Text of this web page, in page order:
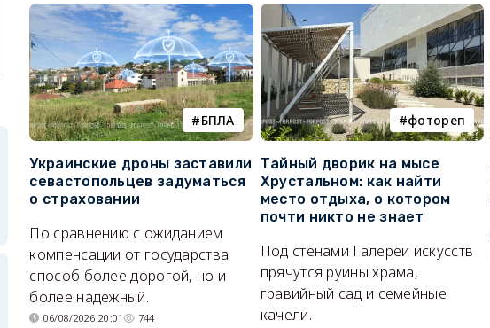
БПЛА
Украинские дроны заставили
севастопольцев задуматься
о страховании
По сравнению с ожиданием
компенсации от государства
способ более дорогой, но и
более надежный.
06/08/2026 20:01 744
фотореп
Тайный дворик на мысе
Хрустальном: как найти
место отдыха, о котором
почти никто не знает
Под стенами Галереи искусств
прячутся руины храма,
гравийный сад и семейные
качели.